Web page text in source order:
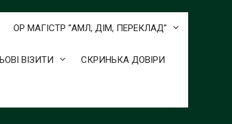
ОР МАГІСТР “АМЛ, ДІМ, ПЕРЕКЛАД”
ВІЗИТИ СКРИНЬКА ДОВІРИ